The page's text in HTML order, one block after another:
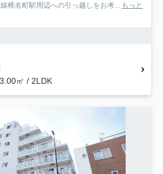
椎名町駅周辺への引っ越しをお考... もっと
㎡ / 2LDK